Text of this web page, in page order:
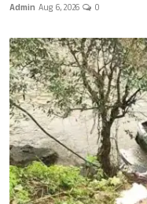
Admin Aug 6, 2026 0